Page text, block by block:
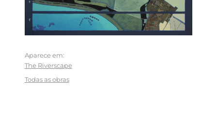
Aparece em:
The Riverscape
Todas as obras